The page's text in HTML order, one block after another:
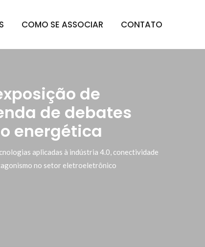
COMO SE ASSOCIAR CONTATO
de
de debates
energética
aplicadas à indústria 4.0, conectividade
no setor eletroeletrônico